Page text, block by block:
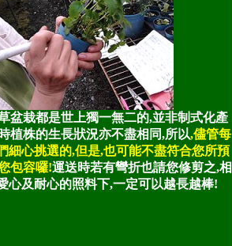
盆栽都是世上獨一無二的,並非制式化產
植株的生長狀況亦不盡相同,所以,儘管每
細心挑選的,但是,也可能不盡符合您所預
包容囉!運送時若有彎折也請您修剪之,相
心及耐心的照料下,一定可以越長越棒!